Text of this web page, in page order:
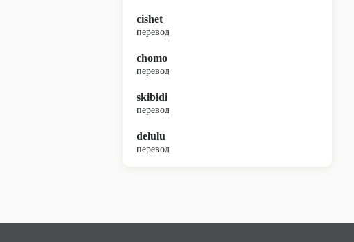
cishet
перевод
chomo
перевод
skibidi
перевод
delulu
перевод